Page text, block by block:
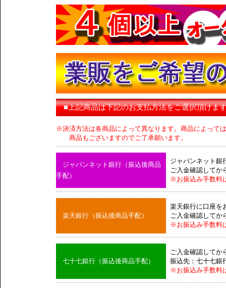
■上記商品は下記のお支払方法をご選択頂けま
※決済方法は各商品によって異なります。商品によって
商品もございますのでご了承願います。
ジャパンネット銀行（振込後商品
手配）
ジャパンネット銀
ご入金確認してか
※お振込み手数料
楽天銀行（振込後商品手配）
楽天銀行に口座を
ご入金確認してか
※お振込み手数料
七十七銀行（振込後商品手配）
ご入金確認してか
振込先：七十七銀
※お振込み手数料